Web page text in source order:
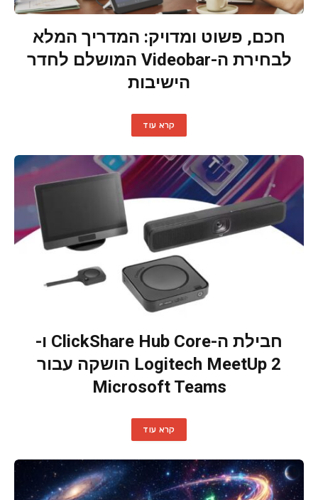
חכם, פשוט ומדויק: המדריך המלא
לבחירת ה-Videobar המושלם לחדר
הישיבות
קרא עוד
חבילת ה-ClickShare Hub Core ו-
Logitech MeetUp 2 הושקה עבור
Microsoft Teams
קרא עוד